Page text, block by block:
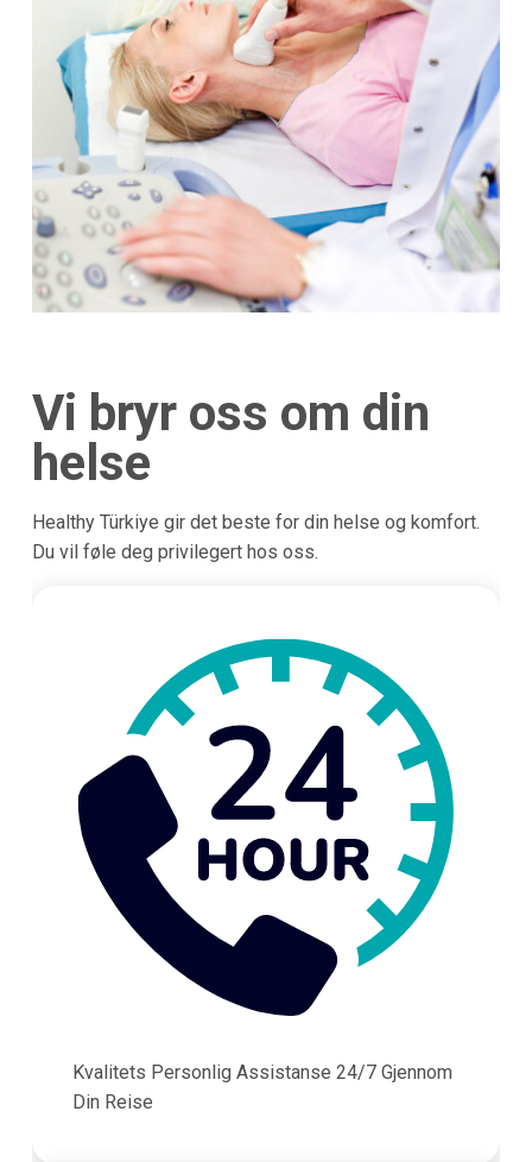
Vi bryr oss om din
helse
Healthy Türkiye gir det beste for din helse og komfort.
Du vil føle deg privilegert hos oss.
Kvalitets Personlig Assistanse 24/7 Gjennom
Din Reise